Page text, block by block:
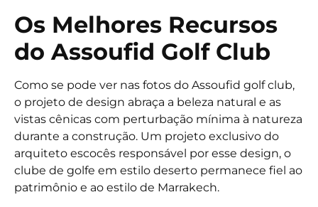
Os Melhores Recursos
do Assoufid Golf Club
Como se pode ver nas fotos do Assoufid golf club,
o projeto de design abraça a beleza natural e as
vistas cênicas com perturbação mínima à natureza
durante a construção. Um projeto exclusivo do
arquiteto escocês responsável por esse design, o
clube de golfe em estilo deserto permanece fiel ao
patrimônio e ao estilo de Marrakech.